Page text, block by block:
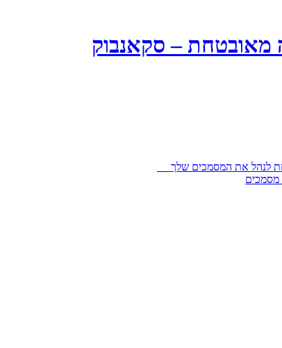
מאובטחת – סקאנבוק
לנהל את המסמכים שלך
מסמכים